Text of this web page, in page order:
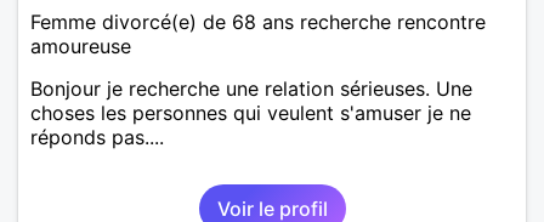
Femme divorcé(e) de 68 ans recherche rencontre
amoureuse
Bonjour je recherche une relation sérieuses. Une
choses les personnes qui veulent s'amuser je ne
réponds pas....
Voir le profil